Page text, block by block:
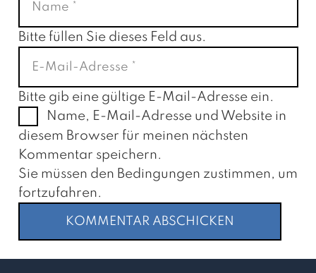
Bitte füllen Sie dieses Feld aus.
Bitte gib eine gültige E-Mail-Adresse ein.
Name, E-Mail-Adresse und Website in
diesem Browser für meinen nächsten
Kommentar speichern.
Sie müssen den Bedingungen zustimmen, um
fortzufahren.
KOMMENTAR ABSCHICKEN